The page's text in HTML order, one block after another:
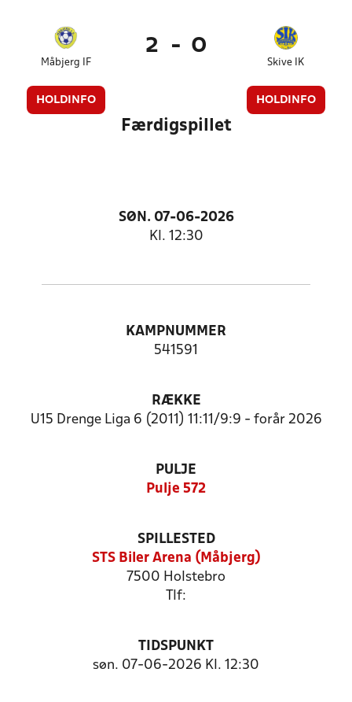
Måbjerg IF
HOLDINFO
2 - 0
Skive IK
HOLDINFO
Færdigspillet
SØN. 07-06-2026
Kl. 12:30
KAMPNUMMER
541591
RÆKKE
U15 Drenge Liga 6 (2011) 11:11/9:9 - forår 2026
PULJE
Pulje 572
SPILLESTED
STS Biler Arena (Måbjerg)
7500 Holstebro
Tlf:
TIDSPUNKT
søn. 07-06-2026 Kl. 12:30